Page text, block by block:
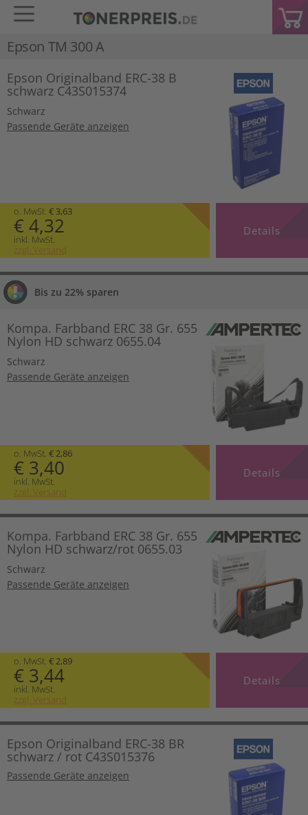
Epson TM 300 A
Epson Originalband ERC-38 B
schwarz C43S015374
Schwarz
Passende Geräte anzeigen
o. MwSt. € 3,63
€ 4,32
inkl. MwSt.
zzgl. Versand
Details
Bis zu 22% sparen
Kompa. Farbband ERC 38 Gr. 655
Nylon HD schwarz 0655.04
Schwarz
Passende Geräte anzeigen
o. MwSt. € 2,86
€ 3,40
inkl. MwSt.
zzgl. Versand
Details
Kompa. Farbband ERC 38 Gr. 655
Nylon HD schwarz/rot 0655.03
Schwarz
Passende Geräte anzeigen
o. MwSt. € 2,89
€ 3,44
inkl. MwSt.
zzgl. Versand
Details
Epson Originalband ERC-38 BR
schwarz / rot C43S015376
Passende Geräte anzeigen